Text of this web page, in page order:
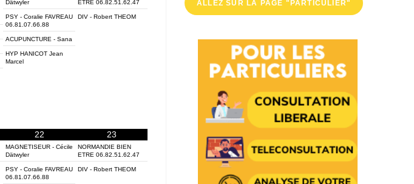
Dätwyler
PSY - Coralie FAVREAU
06.81.07.66.88
ACUPUNCTURE - Sana
HYP HANICOT Jean
Marcel
ETRE 06.82.51.62.47
DIV - Robert THEOM
22
MAGNETISEUR - Cécile
Dätwyler
PSY - Coralie FAVREAU
06.81.07.66.88
23
NORMANDIE BIEN
ETRE 06.82.51.62.47
DIV - Robert THEOM
ALLEZ SUR LA PAGE "PARTICULIER"